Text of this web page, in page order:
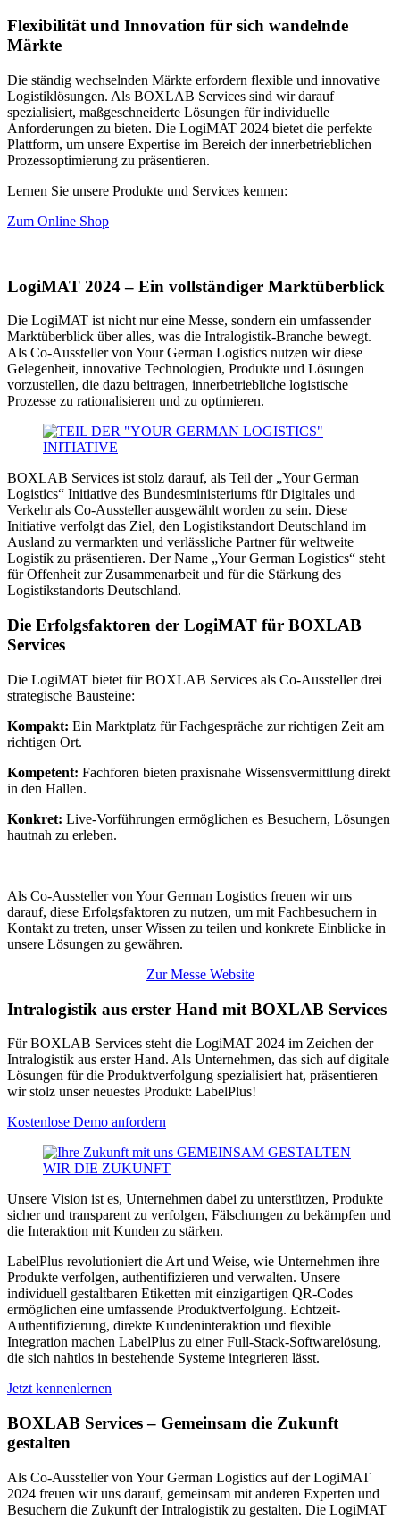
Flexibilität und Innovation für sich wandelnde
Märkte
Die ständig wechselnden Märkte erfordern flexible und innovative
Logistiklösungen. Als BOXLAB Services sind wir darauf
spezialisiert, maßgeschneiderte Lösungen für individuelle
Anforderungen zu bieten. Die LogiMAT 2024 bietet die perfekte
Plattform, um unsere Expertise im Bereich der innerbetrieblichen
Prozessoptimierung zu präsentieren.
Lernen Sie unsere Produkte und Services kennen:
Zum Online Shop
LogiMAT 2024 – Ein vollständiger Marktüberblick
Die LogiMAT ist nicht nur eine Messe, sondern ein umfassender
Marktüberblick über alles, was die Intralogistik-Branche bewegt.
Als Co-Aussteller von Your German Logistics nutzen wir diese
Gelegenheit, innovative Technologien, Produkte und Lösungen
vorzustellen, die dazu beitragen, innerbetriebliche logistische
Prozesse zu rationalisieren und zu optimieren.
BOXLAB Services ist stolz darauf, als Teil der „Your German
Logistics“ Initiative des Bundesministeriums für Digitales und
Verkehr als Co-Aussteller ausgewählt worden zu sein. Diese
Initiative verfolgt das Ziel, den Logistikstandort Deutschland im
Ausland zu vermarkten und verlässliche Partner für weltweite
Logistik zu präsentieren. Der Name „Your German Logistics“ steht
für Offenheit zur Zusammenarbeit und für die Stärkung des
Logistikstandorts Deutschland.
Die Erfolgsfaktoren der LogiMAT für BOXLAB
Services
Die LogiMAT bietet für BOXLAB Services als Co-Aussteller drei
strategische Bausteine:
Kompakt: Ein Marktplatz für Fachgespräche zur richtigen Zeit am
richtigen Ort.
Kompetent: Fachforen bieten praxisnahe Wissensvermittlung direkt
in den Hallen.
Konkret: Live-Vorführungen ermöglichen es Besuchern, Lösungen
hautnah zu erleben.
Als Co-Aussteller von Your German Logistics freuen wir uns
darauf, diese Erfolgsfaktoren zu nutzen, um mit Fachbesuchern in
Kontakt zu treten, unser Wissen zu teilen und konkrete Einblicke in
unsere Lösungen zu gewähren.
Zur Messe Website
Intralogistik aus erster Hand mit BOXLAB Services
Für BOXLAB Services steht die LogiMAT 2024 im Zeichen der
Intralogistik aus erster Hand. Als Unternehmen, das sich auf digitale
Lösungen für die Produktverfolgung spezialisiert hat, präsentieren
wir stolz unser neuestes Produkt: LabelPlus!
Kostenlose Demo anfordern
Unsere Vision ist es, Unternehmen dabei zu unterstützen, Produkte
sicher und transparent zu verfolgen, Fälschungen zu bekämpfen und
die Interaktion mit Kunden zu stärken.
LabelPlus revolutioniert die Art und Weise, wie Unternehmen ihre
Produkte verfolgen, authentifizieren und verwalten. Unsere
individuell gestaltbaren Etiketten mit einzigartigen QR-Codes
ermöglichen eine umfassende Produktverfolgung. Echtzeit-
Authentifizierung, direkte Kundeninteraktion und flexible
Integration machen LabelPlus zu einer Full-Stack-Softwarelösung,
die sich nahtlos in bestehende Systeme integrieren lässt.
Jetzt kennenlernen
BOXLAB Services – Gemeinsam die Zukunft
gestalten
Als Co-Aussteller von Your German Logistics auf der LogiMAT
2024 freuen wir uns darauf, gemeinsam mit anderen Experten und
Besuchern die Zukunft der Intralogistik zu gestalten. Die LogiMAT